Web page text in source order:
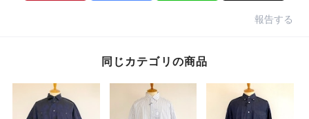
報告する
同じカテゴリの商品